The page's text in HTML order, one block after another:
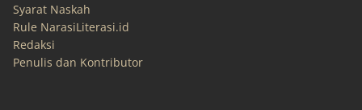
Syarat Naskah
Rule NarasiLiterasi.id
Redaksi
Penulis dan Kontributor